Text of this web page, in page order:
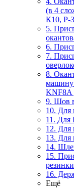
(в 4
К10, Р-
5.
6.
7.
8.
машину
KNF8A
9. Шов
10. Для
11.
12. Для
13. Для
14.
15.
резинки
16.
Ещё